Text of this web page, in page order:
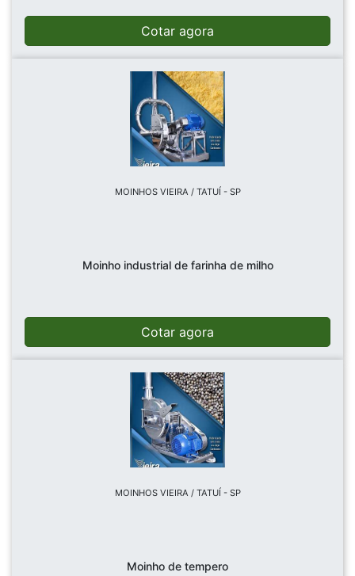
Cotar agora
MOINHOS VIEIRA / TATUÍ - SP
Moinho industrial de farinha de milho
Cotar agora
MOINHOS VIEIRA / TATUÍ - SP
Moinho de tempero